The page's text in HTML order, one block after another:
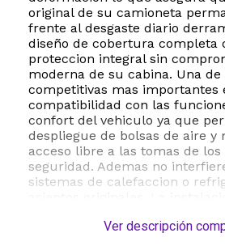
original de su camioneta
frente al desgaste diario
diseño de cobertura completa
proteccion integral sin
moderna de su cabina. Una de
competitivas mas importantes
compatibilidad con las
confort del vehiculo ya que
despliegue de bolsas de aire y
acceso libre a las tomas de
seguridad. Ademas no
sistemas de calefaccion o
clips ganchos y materiales
Ver descripción